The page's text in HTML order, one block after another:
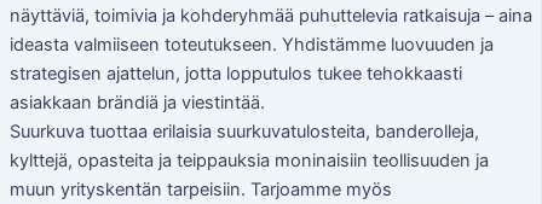
näyttäviä, toimivia ja kohderyhmää puhuttelevia ratkaisuja – aina
ideasta valmiiseen toteutukseen. Yhdistämme luovuuden ja
strategisen ajattelun, jotta lopputulos tukee tehokkaasti
asiakkaan brändiä ja viestintää.
Suurkuva tuottaa erilaisia suurkuvatulosteita, banderolleja,
kylttejä, opasteita ja teippauksia moninaisiin teollisuuden ja
muun yrityskentän tarpeisiin. Tarjoamme myös